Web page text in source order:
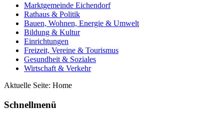
Marktgemeinde Eichendorf
Rathaus & Politik
Bauen, Wohnen, Energie & Umwelt
Bildung & Kultur
Einrichtungen
Freizeit, Vereine & Tourismus
Gesundheit & Soziales
Wirtschaft & Verkehr
Aktuelle Seite: Home
Schnellmenü